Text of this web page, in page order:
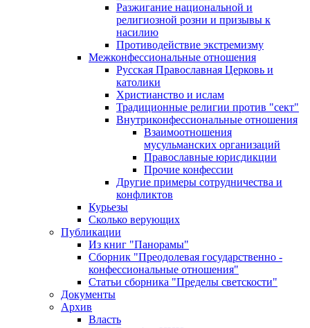
Разжигание национальной и
религиозной розни и призывы к
насилию
Противодействие экстремизму
Межконфессиональные отношения
Русская Православная Церковь и
католики
Христианство и ислам
Традиционные религии против "сект"
Внутриконфессиональные отношения
Взаимоотношения
мусульманских организаций
Православные юрисдикции
Прочие конфессии
Другие примеры сотрудничества и
конфликтов
Курьезы
Сколько верующих
Публикации
Из книг "Панорамы"
Сборник "Преодолевая государственно -
конфессиональные отношения"
Статьи сборника "Пределы светскости"
Документы
Архив
Власть